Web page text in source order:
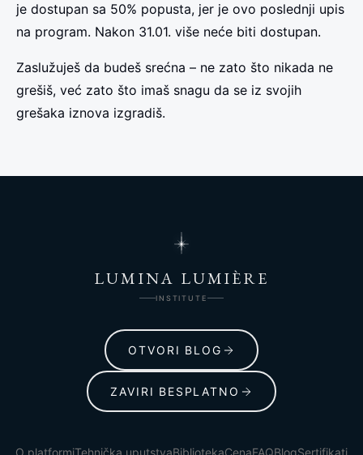
je dostupan sa 50% popusta, jer je ovo poslednji upis
na program. Nakon 31.01. više neće biti dostupan.
Zaslužuješ da budeš srećna – ne zato što nikada ne
grešiš, već zato što imaš snagu da se iz svojih
grešaka iznova izgradiš.
LUMINA LUMIÈRE
INSTITUTE
OTVORI BLOG
ZAVIRI BESPLATNO
O platformiTehnička uputstvaBibliotekaCenaFAQBlogSertifikati